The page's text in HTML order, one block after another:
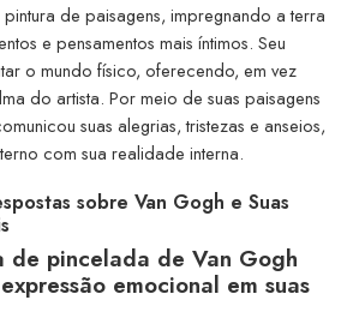
de paisagens, impregnando a terra
e pensamentos mais íntimos. Seu
o mundo físico, oferecendo, em vez
do artista. Por meio de suas paisagens
suas alegrias, tristezas e anseios,
com sua realidade interna.
sobre Van Gogh e Suas
de pincelada de Van Gogh
emocional em suas